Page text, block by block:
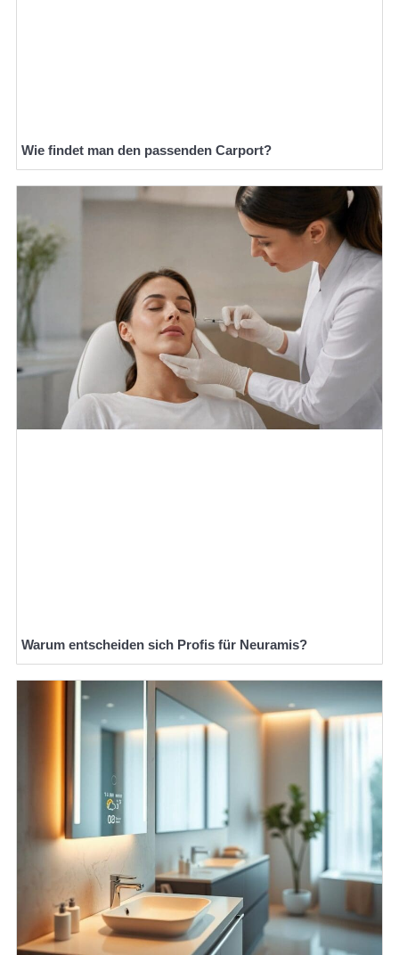
Wie findet man den passenden Carport?
Warum entscheiden sich Profis für Neuramis?